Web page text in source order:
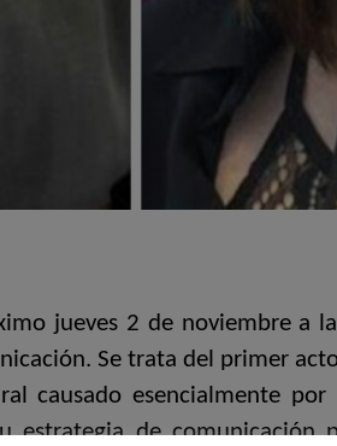
jueves 2 de noviembre a
Se trata del primer
causado esencialmente por
estrategia de comunicación